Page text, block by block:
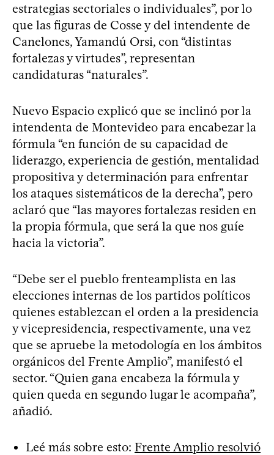
estrategias sectoriales o individuales”, por lo
que las figuras de Cosse y del intendente de
Canelones, Yamandú Orsi, con “distintas
fortalezas y virtudes”, representan
candidaturas “naturales”.
Nuevo Espacio explicó que se inclinó por la
intendenta de Montevideo para encabezar la
fórmula “en función de su capacidad de
liderazgo, experiencia de gestión, mentalidad
propositiva y determinación para enfrentar
los ataques sistemáticos de la derecha”, pero
aclaró que “las mayores fortalezas residen en
la propia fórmula, que será la que nos guíe
hacia la victoria”.
“Debe ser el pueblo frenteamplista en las
elecciones internas de los partidos políticos
quienes establezcan el orden a la presidencia
y vicepresidencia, respectivamente, una vez
que se apruebe la metodología en los ámbitos
orgánicos del Frente Amplio”, manifestó el
sector. “Quien gana encabeza la fórmula y
quien queda en segundo lugar le acompaña”,
añadió.
Leé más sobre esto: Frente Amplio resolvió